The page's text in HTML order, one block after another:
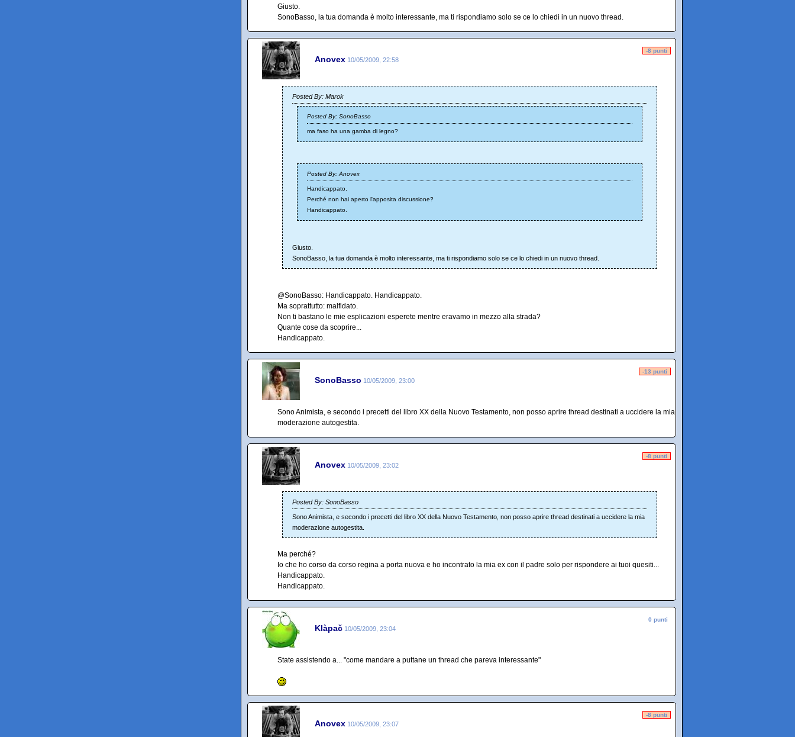
Giusto.
SonoBasso, la tua domanda è molto interessante, ma ti rispondiamo solo se ce lo chiedi in un nuovo thread.
Anovex 10/05/2009, 22:58
-8 punti
Posted By: Marok
Posted By: SonoBasso
ma faso ha una gamba di legno?
Posted By: Anovex
Handicappato.
Perché non hai aperto l'apposita discussione?
Handicappato.
Giusto.
SonoBasso, la tua domanda è molto interessante, ma ti rispondiamo solo se ce lo chiedi in un nuovo thread.
@SonoBasso: Handicappato. Handicappato.
Ma soprattutto: malfidato.
Non ti bastano le mie esplicazioni esperete mentre eravamo in mezzo alla strada?
Quante cose da scoprire...
Handicappato.
SonoBasso 10/05/2009, 23:00
-13 punti
Sono Animista, e secondo i precetti del libro XX della Nuovo Testamento, non posso aprire thread destinati a uccidere la mia
moderazione autogestita.
Anovex 10/05/2009, 23:02
-8 punti
Posted By: SonoBasso
Sono Animista, e secondo i precetti del libro XX della Nuovo Testamento, non posso aprire thread destinati a uccidere la mia
moderazione autogestita.
Ma perché?
Io che ho corso da corso regina a porta nuova e ho incontrato la mia ex con il padre solo per rispondere ai tuoi quesiti...
Handicappato.
Handicappato.
Klàpač 10/05/2009, 23:04
0 punti
State assistendo a... "come mandare a puttane un thread che pareva interessante"
Anovex 10/05/2009, 23:07
-8 punti